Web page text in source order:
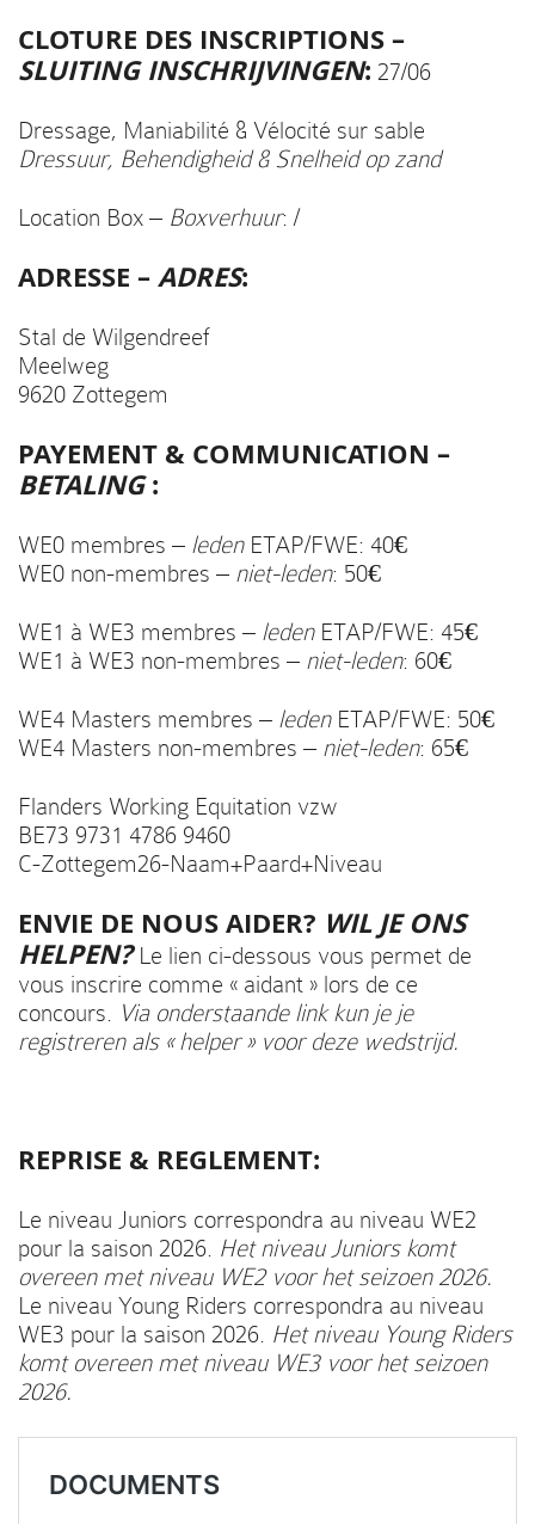
CLOTURE DES INSCRIPTIONS –
SLUITING INSCHRIJVINGEN: 27/06
Dressage, Maniabilité & Vélocité sur sable
Dressuur, Behendigheid & Snelheid op zand
Location Box – Boxverhuur: /
ADRESSE –ADRES:
Stal de Wilgendreef
Meelweg
9620 Zottegem
PAYEMENT & COMMUNICATION –
BETALING:
WE0 membres – ledenETAP/FWE: 40€
WE0 non-membres – niet-leden: 50€
WE1 à WE3 membres – ledenETAP/FWE: 45€
WE1 à WE3 non-membres – niet-leden: 60€
WE4 Masters membres – ledenETAP/FWE: 50€
WE4 Masters non-membres – niet-leden: 65€
Flanders Working Equitation vzw
BE73 9731 4786 9460
C-Zottegem26-Naam+Paard+Niveau
ENVIE DE NOUS AIDER? WIL JE ONS
HELPEN? Le lien ci-dessous vous permet de
vous inscrire comme « aidant » lors de ce
concours. Via onderstaande link kun je je
registreren als « helper » voor deze wedstrijd.
REPRISE & REGLEMENT:
Le niveau Juniors correspondra au niveau WE2
pour la saison 2026. Het niveau Juniors komt
overeen met niveau WE2 voor het seizoen 2026.
Le niveau Young Riders correspondra au niveau
WE3 pour la saison 2026. Het niveau Young Riders
komt overeen met niveau WE3 voor het seizoen
2026.